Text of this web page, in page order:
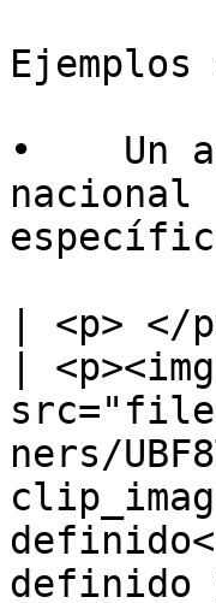
•    Un
nacional
| <p> </
| <p><img
ners/
definido